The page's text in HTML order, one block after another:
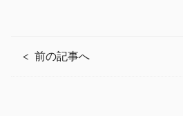
前の記事へ